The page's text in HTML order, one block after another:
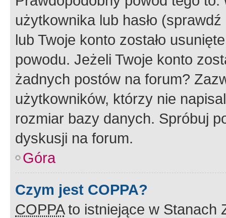
użytkownika lub hasło
lub Twoje konto zostało
powodu. Jeżeli Twoje konto
żadnych postów na forum?
użytkowników, którzy nie
rozmiar bazy danych. Spróbuj
dyskusji na forum.
Góra
Czym jest COPPA?
COPPAto istniejące w Stanach